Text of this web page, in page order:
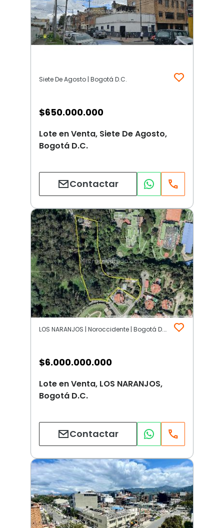
Siete De Agosto | Bogotá D.C.
$650.000.000
Lote en Venta, Siete De Agosto,
Bogotá D.C.
Contactar
LOS NARANJOS | Noroccidente | Bogotá D.C.
$6.000.000.000
Lote en Venta, LOS NARANJOS,
Bogotá D.C.
Contactar